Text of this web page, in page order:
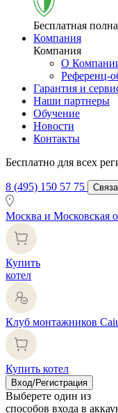
Бесплатная
Компания
Компания
О
Референц-
Гарантия и
Наши партнеры
Обучение
Новости
Контакты
Бесплатно для всех
8 (495) 150 57 75
Москва и Московская
Купить
котел
Клуб монтажников
Купить котел
Вход/Регистрация
Выберете один из
способов входа в